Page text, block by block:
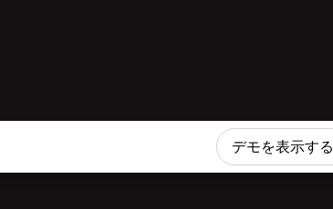
デモを表示する